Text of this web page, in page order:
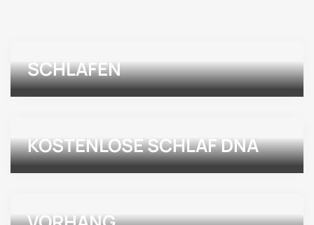
SCHLAFEN
KOSTENLOSE SCHLAF DNA